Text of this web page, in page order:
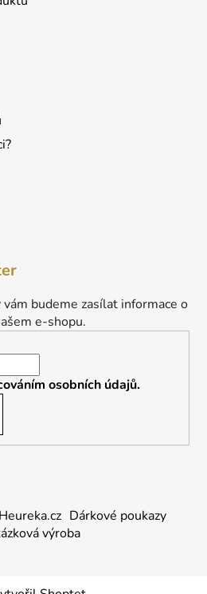
budeme zasílat informace o
e-shopu.
osobních údajů.
Dárkové poukazy
výroba